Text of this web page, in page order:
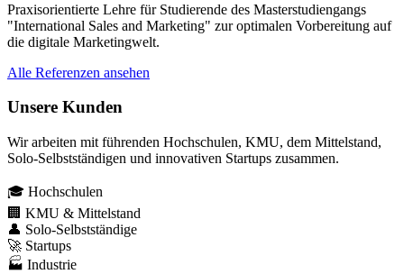
Praxisorientierte Lehre für Studierende des Masterstudiengangs
"International Sales and Marketing" zur optimalen Vorbereitung auf
die digitale Marketingwelt.
Alle Referenzen ansehen
Unsere Kunden
Wir arbeiten mit führenden Hochschulen, KMU, dem Mittelstand,
Solo-Selbstständigen und innovativen Startups zusammen.
🎓 Hochschulen
🏢 KMU & Mittelstand
👤 Solo-Selbstständige
🚀 Startups
🏭 Industrie